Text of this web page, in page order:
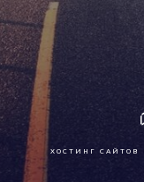
ХОСТИНГ САЙТОВ